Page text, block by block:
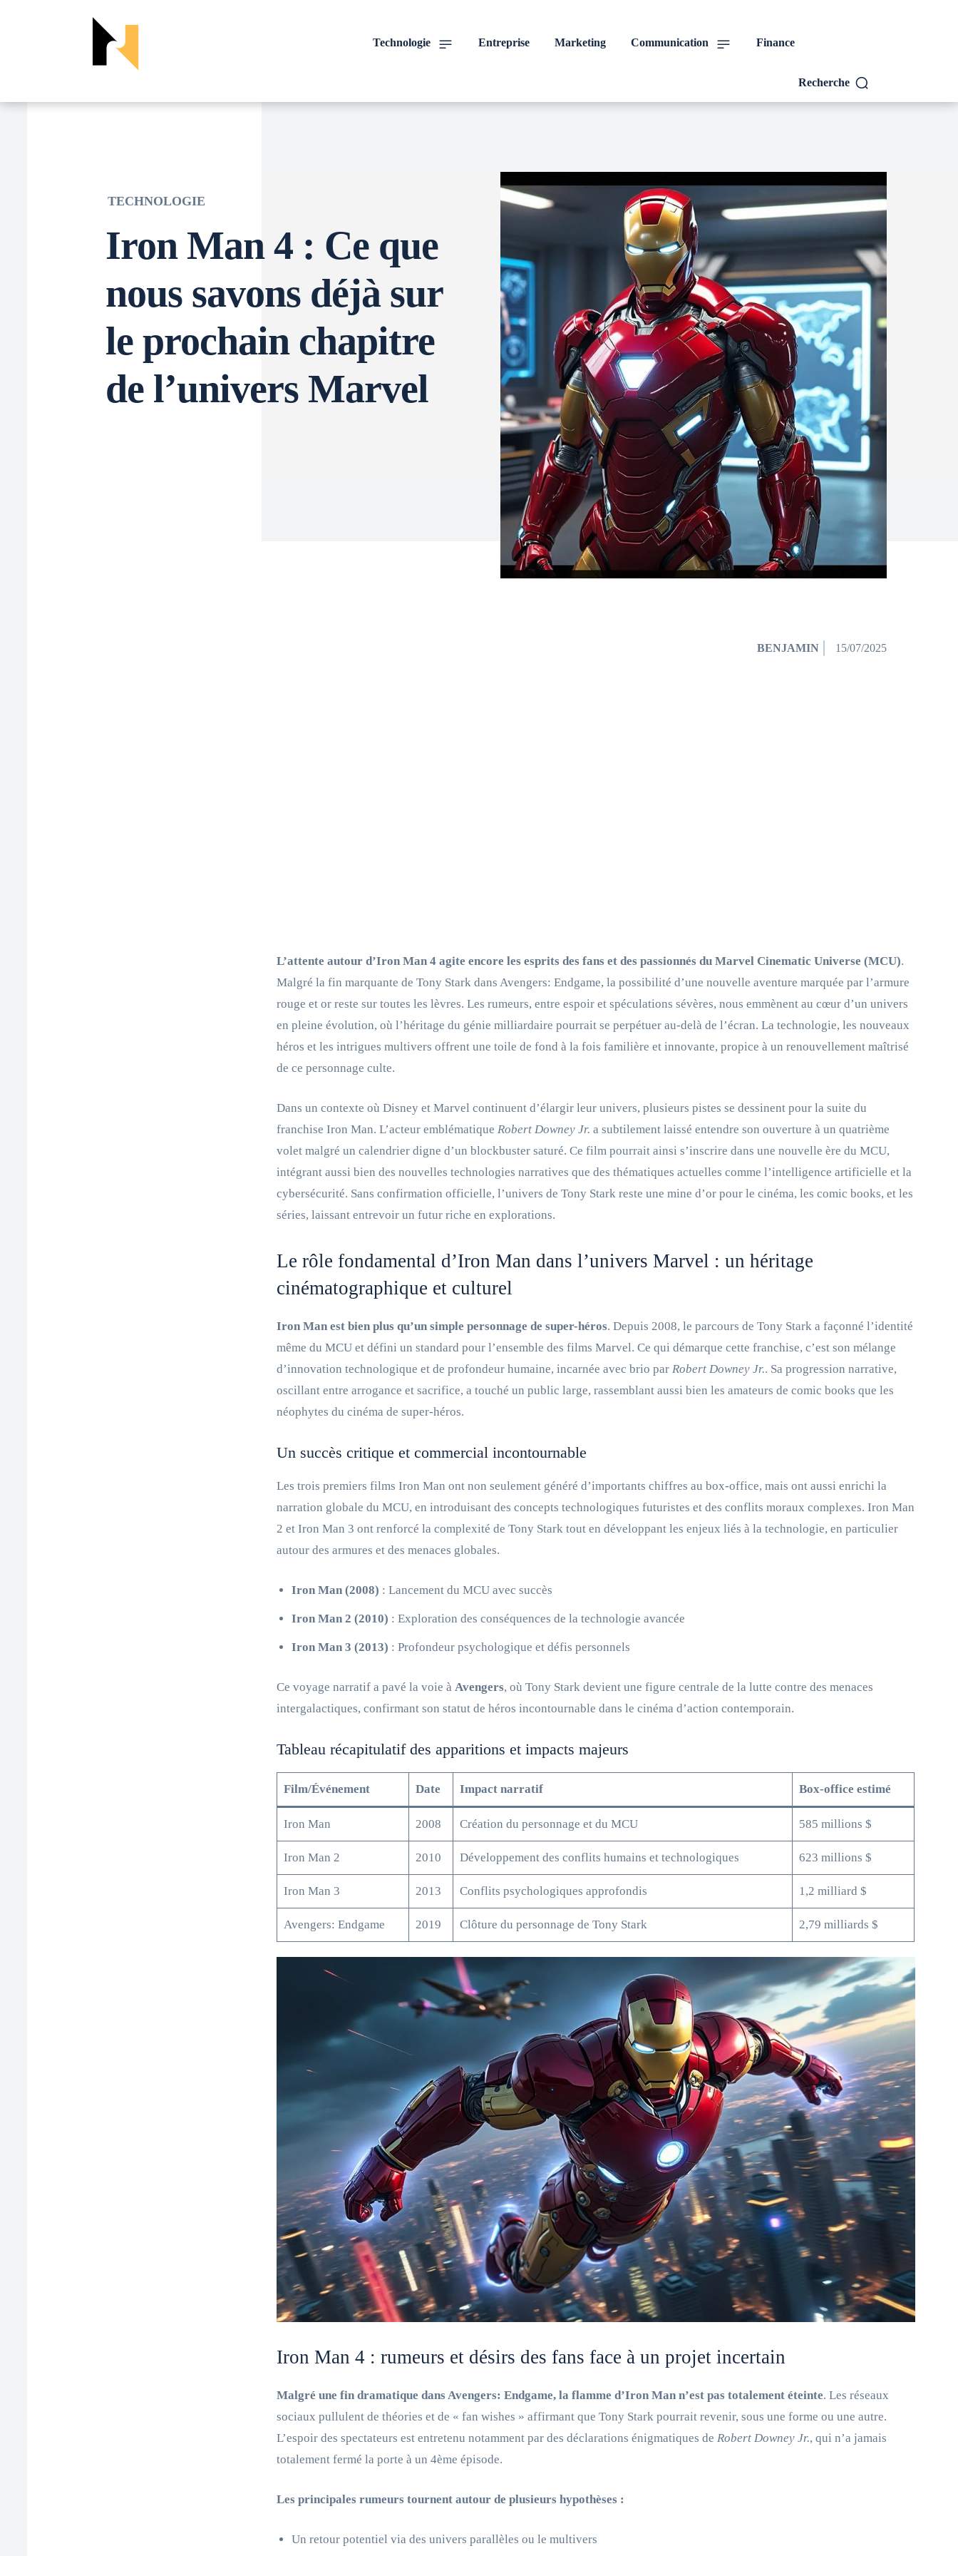
Technologie Entreprise Marketing Communication Finance
Recherche
TECHNOLOGIE
Iron Man 4 : Ce que
nous savons déjà sur
le prochain chapitre
de l’univers Marvel
BENJAMIN 15/07/2025
L’attente autour d’Iron Man 4 agite encore les esprits des fans et des passionnés du Marvel Cinematic Universe (MCU).
Malgré la fin marquante de Tony Stark dans Avengers: Endgame, la possibilité d’une nouvelle aventure marquée par l’armure
rouge et or reste sur toutes les lèvres. Les rumeurs, entre espoir et spéculations sévères, nous emmènent au cœur d’un univers
en pleine évolution, où l’héritage du génie milliardaire pourrait se perpétuer au-delà de l’écran. La technologie, les nouveaux
héros et les intrigues multivers offrent une toile de fond à la fois familière et innovante, propice à un renouvellement maîtrisé
de ce personnage culte.
Dans un contexte où Disney et Marvel continuent d’élargir leur univers, plusieurs pistes se dessinent pour la suite du
franchise Iron Man. L’acteur emblématique Robert Downey Jr. a subtilement laissé entendre son ouverture à un quatrième
volet malgré un calendrier digne d’un blockbuster saturé. Ce film pourrait ainsi s’inscrire dans une nouvelle ère du MCU,
intégrant aussi bien des nouvelles technologies narratives que des thématiques actuelles comme l’intelligence artificielle et la
cybersécurité. Sans confirmation officielle, l’univers de Tony Stark reste une mine d’or pour le cinéma, les comic books, et les
séries, laissant entrevoir un futur riche en explorations.
Le rôle fondamental d’Iron Man dans l’univers Marvel : un héritage
cinématographique et culturel
Iron Man est bien plus qu’un simple personnage de super-héros. Depuis 2008, le parcours de Tony Stark a façonné l’identité
même du MCU et défini un standard pour l’ensemble des films Marvel. Ce qui démarque cette franchise, c’est son mélange
d’innovation technologique et de profondeur humaine, incarnée avec brio par Robert Downey Jr.. Sa progression narrative,
oscillant entre arrogance et sacrifice, a touché un public large, rassemblant aussi bien les amateurs de comic books que les
néophytes du cinéma de super-héros.
Un succès critique et commercial incontournable
Les trois premiers films Iron Man ont non seulement généré d’importants chiffres au box-office, mais ont aussi enrichi la
narration globale du MCU, en introduisant des concepts technologiques futuristes et des conflits moraux complexes. Iron Man
2 et Iron Man 3 ont renforcé la complexité de Tony Stark tout en développant les enjeux liés à la technologie, en particulier
autour des armures et des menaces globales.
Iron Man (2008) : Lancement du MCU avec succès
Iron Man 2 (2010) : Exploration des conséquences de la technologie avancée
Iron Man 3 (2013) : Profondeur psychologique et défis personnels
Ce voyage narratif a pavé la voie à Avengers, où Tony Stark devient une figure centrale de la lutte contre des menaces
intergalactiques, confirmant son statut de héros incontournable dans le cinéma d’action contemporain.
Tableau récapitulatif des apparitions et impacts majeurs
Film/Événement Date Impact narratif Box-office estimé
Iron Man 2008 Création du personnage et du MCU 585 millions $
Iron Man 2 2010 Développement des conflits humains et technologiques 623 millions $
Iron Man 3 2013 Conflits psychologiques approfondis 1,2 milliard $
Avengers: Endgame 2019 Clôture du personnage de Tony Stark 2,79 milliards $
Iron Man 4 : rumeurs et désirs des fans face à un projet incertain
Malgré une fin dramatique dans Avengers: Endgame, la flamme d’Iron Man n’est pas totalement éteinte. Les réseaux
sociaux pullulent de théories et de « fan wishes » affirmant que Tony Stark pourrait revenir, sous une forme ou une autre.
L’espoir des spectateurs est entretenu notamment par des déclarations énigmatiques de Robert Downey Jr., qui n’a jamais
totalement fermé la porte à un 4ème épisode.
Les principales rumeurs tournent autour de plusieurs hypothèses :
Un retour potentiel via des univers parallèles ou le multivers